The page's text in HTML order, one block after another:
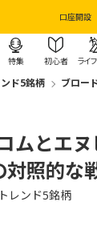
口座開設
特集 初心者 ライ
ド5銘柄
ブロー
ムとエ
照的な
レンド5銘柄